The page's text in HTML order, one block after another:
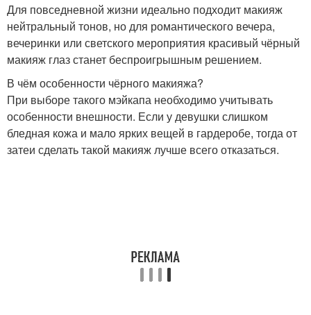
Для повседневной жизни идеально подходит макияж
нейтральный тонов, но для романтического вечера,
вечеринки или светского мероприятия красивый чёрный
макияж глаз станет беспроигрышным решением.
В чём особенности чёрного макияжа?
При выборе такого мэйкапа необходимо учитывать
особенности внешности. Если у девушки слишком
бледная кожа и мало ярких вещей в гардеробе, тогда от
затеи сделать такой макияж лучше всего отказаться.